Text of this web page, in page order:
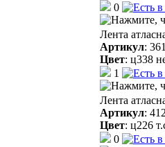
0
Лента
Артикул:
Цвет: ц338
1
Лента
Артикул:
Цвет: ц226
0